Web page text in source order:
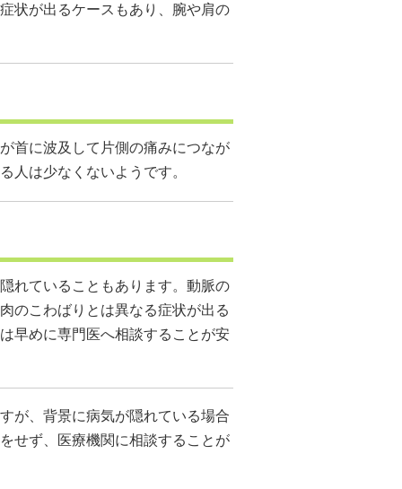
状が出るケースもあり、腕や肩の
首に波及して片側の痛みにつなが
人は少なくないようです。
れていることもあります。動脈の
のこわばりとは異なる症状が出る
早めに専門医へ相談することが安
が、背景に病気が隠れている場合
せず、医療機関に相談することが